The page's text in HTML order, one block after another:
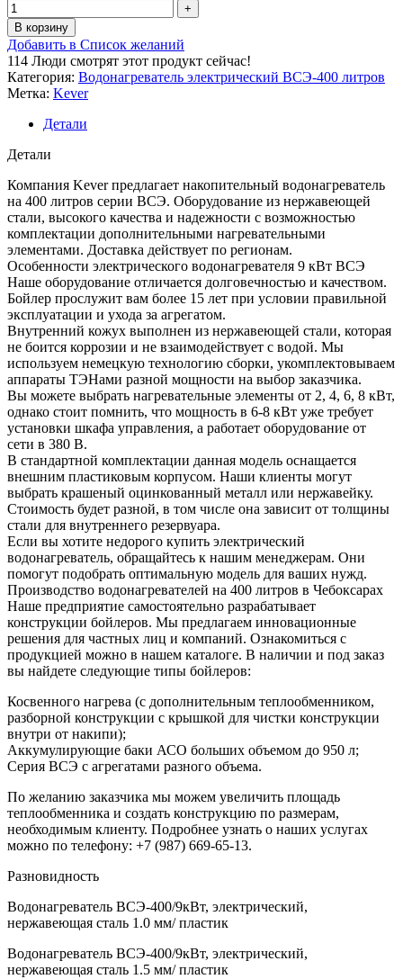
В корзину
Добавить в Список желаний
114 Люди смотрят этот продукт сейчас!
Категория: Водонагреватель электрический ВСЭ-400 литров
Метка: Kever
Детали
Детали
Компания Kever предлагает накопительный водонагреватель
на 400 литров серии ВСЭ. Оборудование из нержавеющей
стали, высокого качества и надежности с возможностью
комплектации дополнительными нагревательными
элементами. Доставка действует по регионам.
Особенности электрического водонагревателя 9 кВт ВСЭ
Наше оборудование отличается долговечностью и качеством.
Бойлер прослужит вам более 15 лет при условии правильной
эксплуатации и ухода за агрегатом.
Внутренний кожух выполнен из нержавеющей стали, которая
не боится коррозии и не взаимодействует с водой. Мы
используем немецкую технологию сборки, укомплектовываем
аппараты ТЭНами разной мощности на выбор заказчика.
Вы можете выбрать нагревательные элементы от 2, 4, 6, 8 кВт,
однако стоит помнить, что мощность в 6-8 кВт уже требует
установки шкафа управления, а работает оборудование от
сети в 380 В.
В стандартной комплектации данная модель оснащается
внешним пластиковым корпусом. Наши клиенты могут
выбрать крашеный оцинкованный металл или нержавейку.
Стоимость будет разной, в том числе она зависит от толщины
стали для внутреннего резервуара.
Если вы хотите недорого купить электрический
водонагреватель, обращайтесь к нашим менеджерам. Они
помогут подобрать оптимальную модель для ваших нужд.
Производство водонагревателей на 400 литров в Чебоксарах
Наше предприятие самостоятельно разрабатывает
конструкции бойлеров. Мы предлагаем инновационные
решения для частных лиц и компаний. Ознакомиться с
продукцией можно в нашем каталоге. В наличии и под заказ
вы найдете следующие типы бойлеров:
Косвенного нагрева (с дополнительным теплообменником,
разборной конструкции с крышкой для чистки конструкции
внутри от накипи);
Аккумулирующие баки АСО больших объемом до 950 л;
Серия ВСЭ с агрегатами разного объема.
По желанию заказчика мы можем увеличить площадь
теплообменника и создать конструкцию по размерам,
необходимым клиенту. Подробнее узнать о наших услугах
можно по телефону: +7 (987) 669-65-13.
Разновидность
Водонагреватель ВСЭ-400/9кВт, электрический,
нержавеющая сталь 1.0 мм/ пластик
Водонагреватель ВСЭ-400/9кВт, электрический,
нержавеющая сталь 1.5 мм/ пластик